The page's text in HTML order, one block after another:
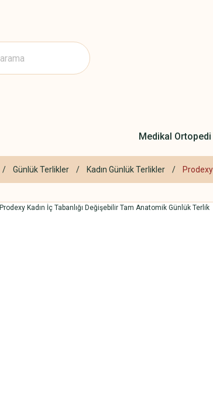
Medikal
Günlük Terlikler Kadın Günlük Terlikler